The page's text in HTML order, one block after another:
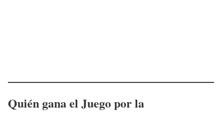
Quién gana el Juego por la